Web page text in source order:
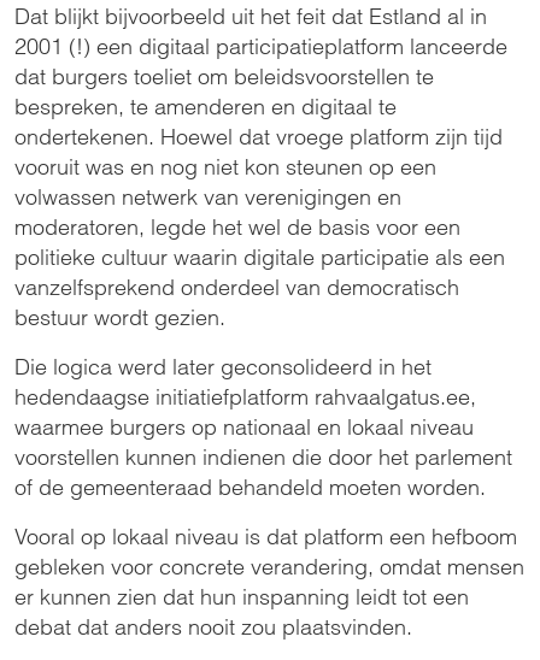
Dat blijkt bijvoorbeeld uit het feit dat Estland al in
2001 (!) een digitaal participatieplatform lanceerde
dat burgers toeliet om beleidsvoorstellen te
bespreken, te amenderen en digitaal te
ondertekenen. Hoewel dat vroege platform zijn tijd
vooruit was en nog niet kon steunen op een
volwassen netwerk van verenigingen en
moderatoren, legde het wel de basis voor een
politieke cultuur waarin digitale participatie als een
vanzelfsprekend onderdeel van democratisch
bestuur wordt gezien.
Die logica werd later geconsolideerd in het
hedendaagse initiatiefplatform rahvaalgatus.ee,
waarmee burgers op nationaal en lokaal niveau
voorstellen kunnen indienen die door het parlement
of de gemeenteraad behandeld moeten worden.
Vooral op lokaal niveau is dat platform een hefboom
gebleken voor concrete verandering, omdat mensen
er kunnen zien dat hun inspanning leidt tot een
debat dat anders nooit zou plaatsvinden.